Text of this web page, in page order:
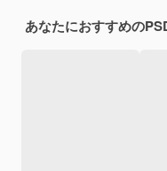
あなたにおすすめの